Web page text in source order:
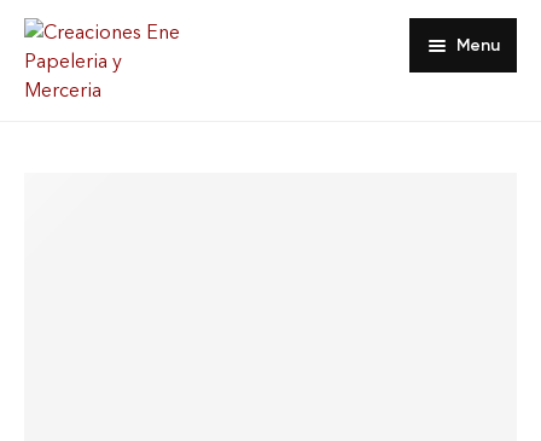
Menu